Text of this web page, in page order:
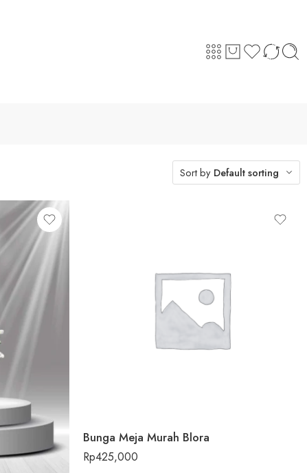
Sort by Default sorting
Bunga Meja Murah Blora
Rp425,000